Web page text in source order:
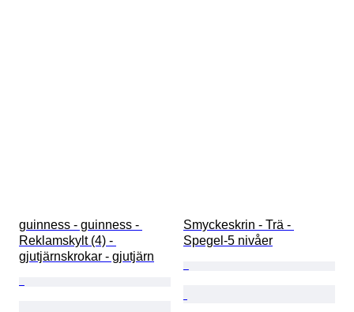
guinness - guinness -
Reklamskylt (4) -
gjutjärnskrokar - gjutjärn
Smyckeskrin - Trä -
Spegel-5 nivåer